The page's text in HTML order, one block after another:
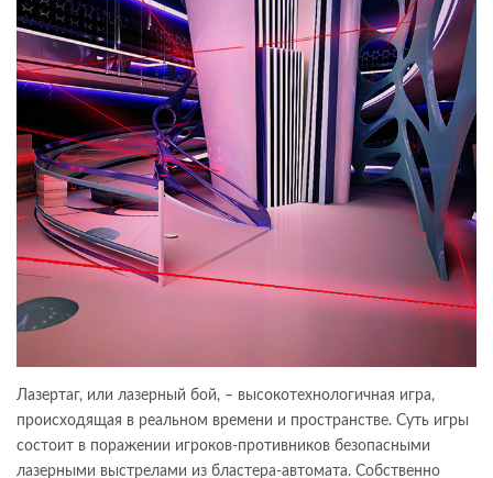
Лазертаг, или лазерный бой, – высокотехнологичная игра,
происходящая в реальном времени и пространстве. Суть игры
состоит в поражении игроков-противников безопасными
лазерными выстрелами из бластера-автомата. Собственно